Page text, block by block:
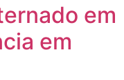
em
em